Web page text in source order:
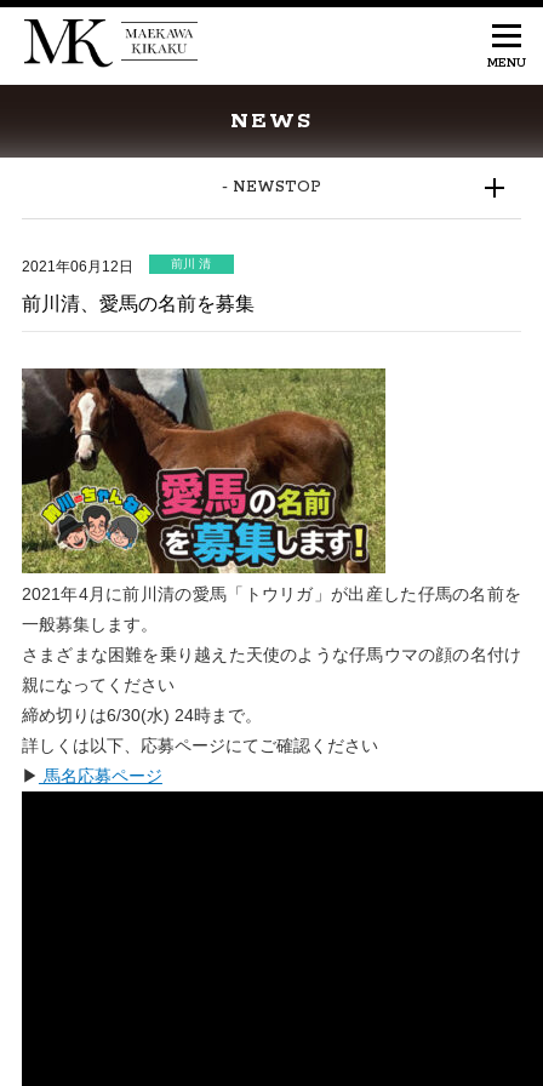
NEWS
2021年06月12日 前川 清
前川清、愛馬の名前を募集
2021年4月に前川清の愛馬「トウリガ」が出産した仔馬の名前を
一般募集します。
さまざまな困難を乗り越えた天使のような仔馬ウマの顔の名付け
親になってください
締め切りは6/30(水) 24時まで。
詳しくは以下、応募ページにてご確認ください
▶︎ 馬名応募ページ
- NEWSTOP